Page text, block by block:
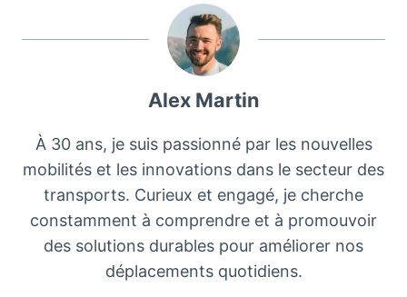
Alex Martin
À 30 ans, je suis passionné par les nouvelles
mobilités et les innovations dans le secteur des
transports. Curieux et engagé, je cherche
constamment à comprendre et à promouvoir
des solutions durables pour améliorer nos
déplacements quotidiens.